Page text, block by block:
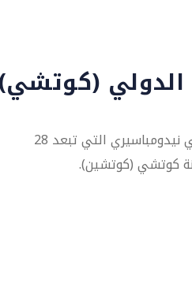
يقع مطار كوتشين الدولي في نيدومباسيري التي تبعد 28
كوتشي (كوتشين).